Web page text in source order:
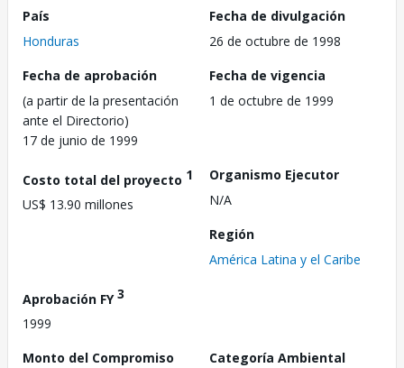
País
Honduras
Fecha de divulgación
26 de octubre de 1998
Fecha de aprobación
(a partir de la presentación
ante el Directorio)
17 de junio de 1999
Fecha de vigencia
1 de octubre de 1999
Costo total del proyecto 1
US$ 13.90 millones
Organismo Ejecutor
N/A
Región
América Latina y el Caribe
Aprobación FY3
1999
Monto del Compromiso
Categoría Ambiental